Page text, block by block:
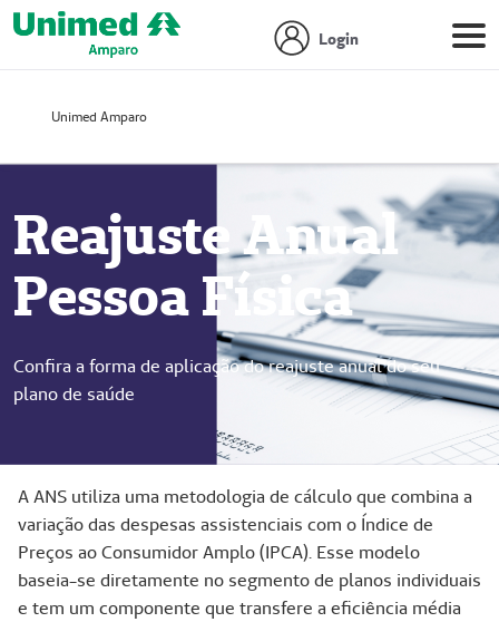
Login
Unimed Amparo
Reajuste Anual
Pessoa Física
Confira a forma de aplicação do reajuste anual do seu
plano de saúde
A ANS utiliza uma metodologia de cálculo que combina a
variação das despesas assistenciais com o Índice de
Preços ao Consumidor Amplo (IPCA). Esse modelo
baseia-se diretamente no segmento de planos individuais
e tem um componente que transfere a eficiência média